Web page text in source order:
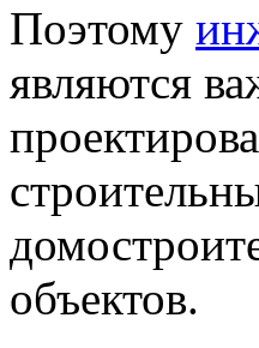
Поэтому
являются
объектов.